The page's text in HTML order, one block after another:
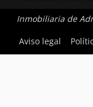
Inmobiliaria de
Aviso legal